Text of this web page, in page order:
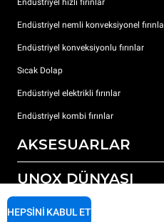
Endüstriyel hızlı fırınlar
Endüstriyel nemli konveksiyonel
Endüstriyel konveksiyonlu fırınlar
Sıcak Dolap
Endüstriyel elektrikli fırınlar
Endüstriyel kombi fırınlar
AKSESUARLAR
Tüm aksesuarlar
Otomatik yıkama için deterjanlar
UNOX DÜNYASI
Dünyadaki ofislerimizx
DESTEK
HEPSINI KABUL ET